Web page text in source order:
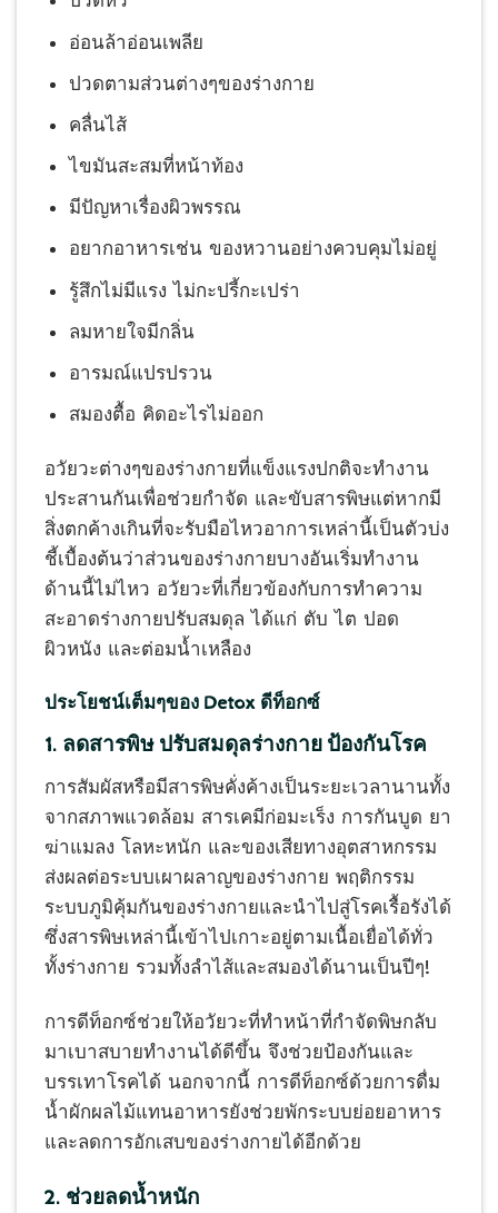
อ่อนล้าอ่อนเพลีย
ปวดตามส่วนต่างๆของร่างกาย
คลื่นไส้
ไขมันสะสมที่หน้าท้อง
มีปัญหาเรื่องผิวพรรณ
อยากอาหารเช่น ของหวานอย่างควบคุมไม่อยู่
รู้สึกไม่มีแรง ไม่กะปรี้กะเปร่า
ลมหายใจมีกลิ่น
อารมณ์แปรปรวน
สมองตื้อ คิดอะไรไม่ออก
อวัยวะต่างๆของร่างกายที่แข็งแรงปกติจะทำงาน
ประสานกันเพื่อช่วยกำจัด และขับสารพิษแต่หากมี
สิ่งตกค้างเกินที่จะรับมือไหวอาการเหล่านี้เป็นตัวบ่ง
ชี้เบื้องต้นว่าส่วนของร่างกายบางอันเริ่มทำงาน
ด้านนี้ไม่ไหว อวัยวะที่เกี่ยวข้องกับการทำความ
สะอาดร่างกายปรับสมดุล ได้แก่ ตับ ไต ปอด
ผิวหนัง และต่อมน้ำเหลือง
ประโยชน์เต็มๆของ Detox ดีท็อกซ์
1. ลดสารพิษ ปรับสมดุลร่างกาย ป้องกันโรค
การสัมผัสหรือมีสารพิษคั่งค้างเป็นระยะเวลานานทั้ง
จากสภาพแวดล้อม สารเคมีก่อมะเร็ง การกันบูด ยา
ฆ่าแมลง โลหะหนัก และของเสียทางอุตสาหกรรม
ส่งผลต่อระบบเผาผลาญของร่างกาย พฤติกรรม
ระบบภูมิคุ้มกันของร่างกายและนำไปสู่โรคเรื้อรังได้
ซึ่งสารพิษเหล่านี้เข้าไปเกาะอยู่ตามเนื้อเยื่อได้ทั่ว
ทั้งร่างกาย รวมทั้งลำไส้และสมองได้นานเป็นปีๆ!
การดีท็อกซ์ช่วยให้อวัยวะที่ทำหน้าที่กำจัดพิษกลับ
มาเบาสบายทำงานได้ดีขึ้น จึงช่วยป้องกันและ
บรรเทาโรคได้ นอกจากนี้ การดีท็อกซ์ด้วยการดื่ม
น้ำผักผลไม้แทนอาหารยังช่วยพักระบบย่อยอาหาร
และลดการอักเสบของร่างกายได้อีกด้วย
2. ช่วยลดน้ำหนัก